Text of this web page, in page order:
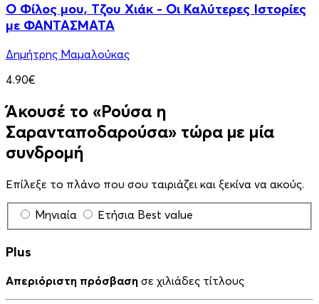
Ο Φίλος μου, Τζου Χιάκ - Οι Καλύτερες Ιστορίες
με ΦΑΝΤΑΣΜΑΤΑ
Δημήτρης Μαμαλούκας
4.90€
Άκουσέ το «Ρούσα η
Σαρανταποδαρούσα» τώρα με μία
συνδρομή
Επίλεξε το πλάνο που σου ταιριάζει και ξεκίνα να ακούς.
Μηνιαία Ετήσια Best value
Plus
Απεριόριστη πρόσβαση σε χιλιάδες τίτλους